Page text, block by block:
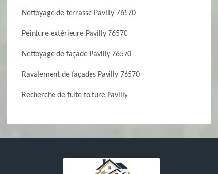
Nettoyage de terrasse Pavilly 76570
Peinture extérieure Pavilly 76570
Nettoyage de façade Pavilly 76570
Ravalement de façades Pavilly 76570
Recherche de fuite toiture Pavilly